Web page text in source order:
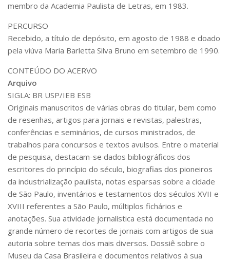
CD
CPg
CSA
Acadêmico
Serviço de Apoio ao Ensino
Concurso Docente
Representação Discente
Licitações e Contratos
Abertas
Encerradas
membro da Academia Paulista de Letras, em 1983.
PERCURSO
Recebido, a título de depósito, em agosto de 1988 e doado
pela viúva Maria Barletta Silva Bruno em setembro de 1990.
CONTEÚDO DO ACERVO
Arquivo
SIGLA: BR USP/IEB ESB
Originais manuscritos de várias obras do titular, bem como
de resenhas, artigos para jornais e revistas, palestras,
conferências e seminários, de cursos ministrados, de
trabalhos para concursos e textos avulsos. Entre o material
de pesquisa, destacam-se dados bibliográficos dos
escritores do princípio do século, biografias dos pioneiros
da industrialização paulista, notas esparsas sobre a cidade
de São Paulo, inventários e testamentos dos séculos XVII e
XVIII referentes a São Paulo, múltiplos fichários e
anotações. Sua atividade jornalística está documentada no
grande número de recortes de jornais com artigos de sua
autoria sobre temas dos mais diversos. Dossiê sobre o
Museu da Casa Brasileira e documentos relativos à sua